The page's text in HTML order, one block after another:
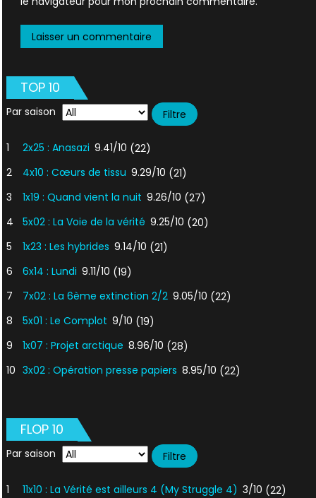
TOP 10
Par saison
1 2x25 : Anasazi 9.41/10 (22)
2
4x10 : Cœurs de tissu 9.29/10 (21)
3
1x19 : Quand vient la nuit 9.26/10 (27)
4
5x02 : La Voie de la vérité 9.25/10 (20)
5
1x23 : Les hybrides 9.14/10 (21)
6
6x14 : Lundi 9.11/10 (19)
7
7x02 : La 6ème extinction 2/2 9.05/10 (22)
8
5x01 : Le Complot 9/10 (19)
9
1x07 : Projet arctique 8.96/10 (28)
10 3x02 : Opération presse papiers 8.95/10 (22)
FLOP 10
Par saison
1 11x10 : La Vérité est ailleurs 4 (My Struggle 4) 3/10 (22)